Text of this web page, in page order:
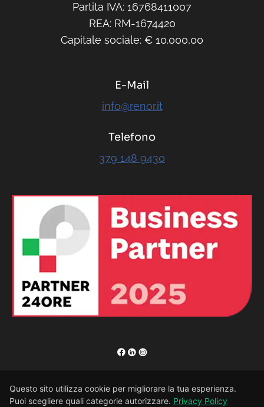
Questo sito utilizza cookie per migliorare la tua esperienza.
Puoi scegliere quali categorie autorizzare. Privacy Policy
Partita IVA: 16768411007
REA: RM-1674420
Capitale sociale: € 10.000,00
E-Mail
info@renor.it
Telefono
379 148 9430
RENOR & Partners S.r.l.